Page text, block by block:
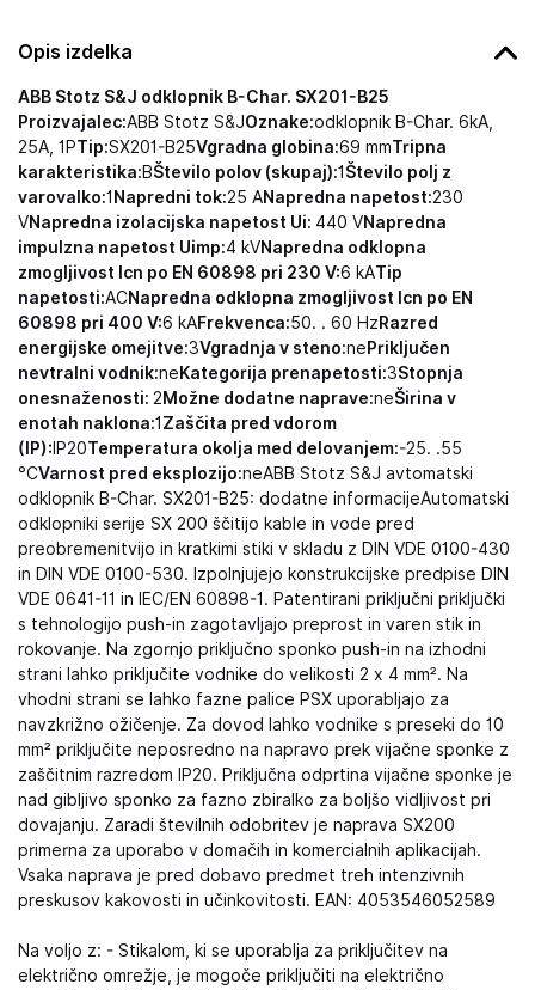
Opis izdelka
ABB Stotz S&J odklopnik B-Char. SX201-B25
Proizvajalec:ABB Stotz S&JOznake:odklopnik B-Char. 6kA,
25A, 1PTip:SX201-B25Vgradna globina:69 mmTripna
karakteristika:BŠtevilo polov (skupaj):1 Število polj z
varovalko:1 Napredni tok:25 ANapredna napetost:230
VNapredna izolacijska napetost Ui: 440 VNapredna
impulzna napetost Uimp:4 kVNapredna odklopna
zmogljivost Icn po EN 60898 pri 230 V:6 kATip
napetosti:ACNapredna odklopna zmogljivost Icn po EN
60898 pri 400 V:6 kAFrekvenca:50. . 60 HzRazred
energijske omejitve:3Vgradnja v steno:nePriključen
nevtralni vodnik:neKategorija prenapetosti:3Stopnja
onesnaženosti: 2Možne dodatne naprave:neŠirina v
enotah naklona:1 Zaščita pred vdorom
(IP): IP20Temperatura okolja med delovanjem:-25. .55
°CVarnost pred eksplozijo:neABB Stotz S&J avtomatski
odklopnik B-Char. SX201-B25: dodatne informacijeAutomatski
odklopniki serije SX 200 ščitijo kable in vode pred
preobremenitvijo in kratkimi stiki v skladu z DIN VDE 0100-430
in DIN VDE 0100-530. Izpolnjujejo konstrukcijske predpise DIN
VDE 0641-11 in IEC/EN 60898-1. Patentirani priključni priključki
s tehnologijo push-in zagotavljajo preprost in varen stik in
rokovanje. Na zgornjo priključno sponko push-in na izhodni
strani lahko priključite vodnike do velikosti 2 x 4 mm². Na
vhodni strani se lahko fazne palice PSX uporabljajo za
navzkrižno ožičenje. Za dovod lahko vodnike s preseki do 10
mm² priključite neposredno na napravo prek vijačne sponke z
zaščitnim razredom IP20. Priključna odprtina vijačne sponke je
nad gibljivo sponko za fazno zbiralko za boljšo vidljivost pri
dovajanju. Zaradi številnih odobritev je naprava SX200
primerna za uporabo v domačih in komercialnih aplikacijah.
Vsaka naprava je pred dobavo predmet treh intenzivnih
preskusov kakovosti in učinkovitosti. EAN: 4053546052589
Na voljo z: - Stikalom, ki se uporablja za priključitev na
električno omrežje, je mogoče priključiti na električno